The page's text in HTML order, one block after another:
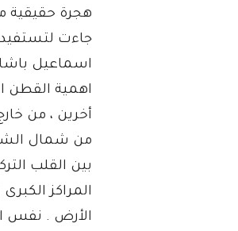
هجرة حقيقية
جاءت
اسماعيل
اهمية القطن
أخرين ، من
من شمال
بين القلب
المراكز
الأرض . نفس